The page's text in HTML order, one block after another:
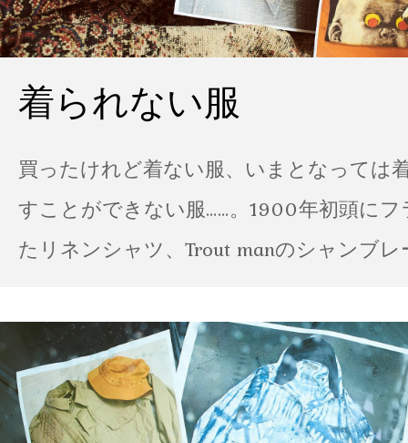
着られない服
買ったけれど着ない服、いまとなっては
すことができない服……。1900年初頭に
たリネンシャツ、Trout manのシャンブ